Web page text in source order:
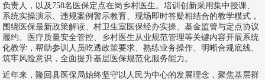
负责人，以及758名医保定点在岗乡村医生。培训创新采用集中授课、
系统实操演示、违规案例警示教育、现场即时答疑相结合的教学模式，
围绕医保最新政策解读、村卫生室医保经办实操、基金监管与定点协议
履约、医疗质量安全管控、乡村医生从业规范管理等关键内容开展系统
化教学，帮助参训人员吃透政策要求、熟练业务操作、明晰合规底线、
筑牢风险意识，全面提升基层医保规范化服务能力。
近年来，隆回县医保局始终坚守以人民为中心的发展理念，聚焦基层群